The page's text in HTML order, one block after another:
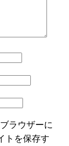
ラウザーに
トを保存す